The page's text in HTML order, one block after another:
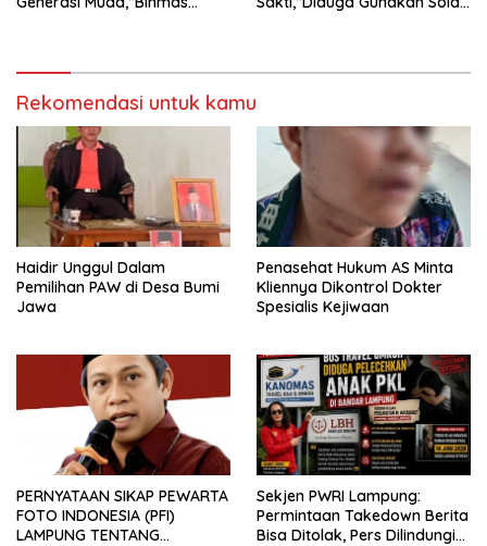
Rekomendasi untuk kamu
Haidir Unggul Dalam
Pemilihan PAW di Desa Bumi
Jawa
Penasehat Hukum AS Minta
Kliennya Dikontrol Dokter
Spesialis Kejiwaan
PERNYATAAN SIKAP PEWARTA
FOTO INDONESIA (PFI)
LAMPUNG TENTANG
Sekjen PWRI Lampung:
Permintaan Takedown Berita
Bisa Ditolak, Pers Dilindungi